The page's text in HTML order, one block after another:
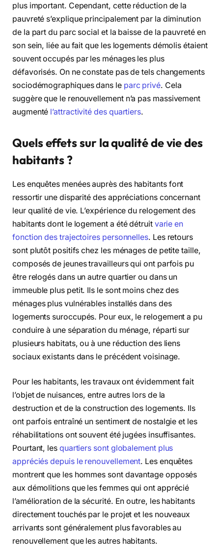
plus important. Cependant, cette réduction de la
pauvreté s’explique principalement par la diminution
de la part du parc social et la baisse de la pauvreté en
son sein, liée au fait que les logements démolis étaient
souvent occupés par les ménages les plus
défavorisés. On ne constate pas de tels changements
sociodémographiques dans le parc privé. Cela
suggère que le renouvellement n’a pas massivement
augmenté l’attractivité des quartiers.
Quels effets sur la qualité de vie des
habitants ?
Les enquêtes menées auprès des habitants font
ressortir une disparité des appréciations concernant
leur qualité de vie. L’expérience du relogement des
habitants dont le logement a été détruit varie en
fonction des trajectoires personnelles. Les retours
sont plutôt positifs chez les ménages de petite taille,
composés de jeunes travailleurs qui ont parfois pu
être relogés dans un autre quartier ou dans un
immeuble plus petit. Ils le sont moins chez des
ménages plus vulnérables installés dans des
logements suroccupés. Pour eux, le relogement a pu
conduire à une séparation du ménage, réparti sur
plusieurs habitats, ou à une réduction des liens
sociaux existants dans le précédent voisinage.
Pour les habitants, les travaux ont évidemment fait
l’objet de nuisances, entre autres lors de la
destruction et de la construction des logements. Ils
ont parfois entraîné un sentiment de nostalgie et les
réhabilitations ont souvent été jugées insuffisantes.
Pourtant, les quartiers sont globalement plus
appréciés depuis le renouvellement. Les enquêtes
montrent que les hommes sont davantage opposés
aux démolitions que les femmes qui ont apprécié
l’amélioration de la sécurité. En outre, les habitants
directement touchés par le projet et les nouveaux
arrivants sont généralement plus favorables au
renouvellement que les autres habitants.